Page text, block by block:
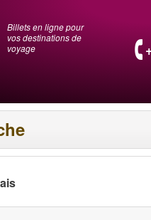
Billets en ligne pour
vos destinations de
voyage